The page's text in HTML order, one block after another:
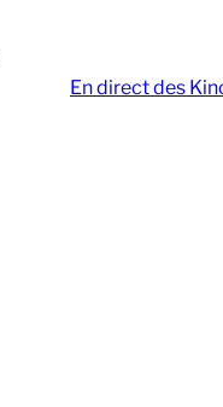
En direct des